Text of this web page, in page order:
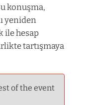
konuşma,
yeniden
ile hesap
tartışmaya
of the event